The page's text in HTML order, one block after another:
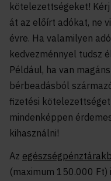
kötelezettségeket!
át az előírt adókat, ne
évre. Ha valamilyen
kedvezménnyel tudsz
Például, ha van
bérbeadásból
fizetési
mindenképpen
kihasználni!
Az
(maximum 150.000 Ft)